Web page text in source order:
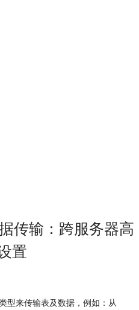
传输：跨服务器高
置
型来传输表及数据，例如：从